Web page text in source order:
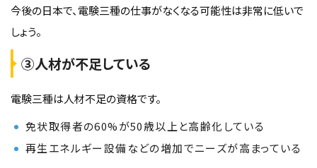
今後の日本で、電験三種の仕事がなくなる可能性は非常に低いで
しょう。
③人材が不足している
電験三種は人材不足の資格です。
免状取得者の60%が50歳以上と高齢化している
再生エネルギー設備などの増加でニーズが高まっている